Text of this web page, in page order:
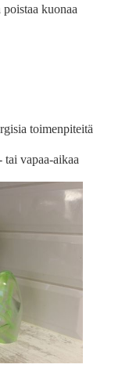
kuonaa
toimenpiteitä
vapaa-aikaa